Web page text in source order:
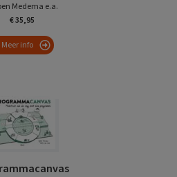
Medema e.a.
€ 35,95
Meer info